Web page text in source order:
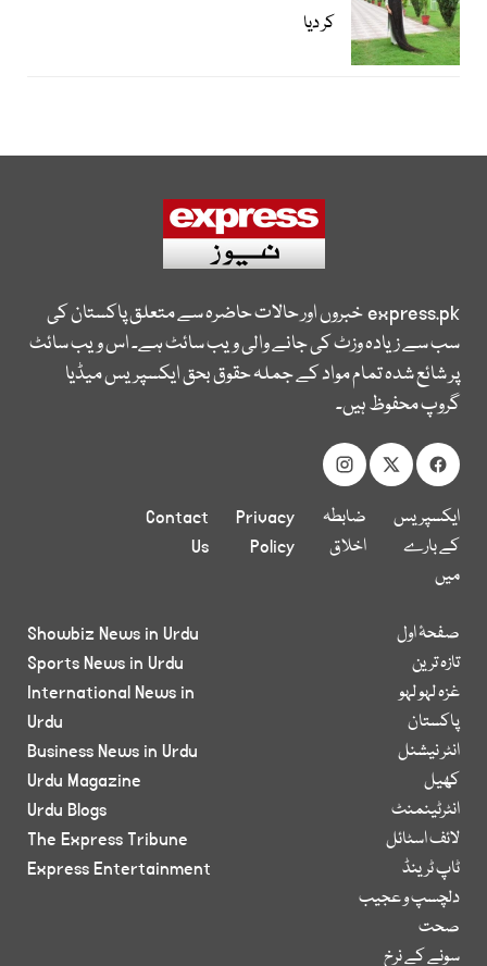
کر دیا
express.pkخبروں اور حالات حاضرہ سے متعلق پاکستان کی
سب سے زیادہ وزٹ کی جانے والی ویب سائٹ ہے۔ اس ویب سائٹ
پر شائع شدہ تمام مواد کے جملہ حقوق بحق ایکسپریس میڈیا
گروپ محفوظ ہیں۔
ایکسپریس
کے بارے
میں
ضابطہ
اخلاق
Privacy
Policy
Contact
Us
صفحۂ اول
تازہ ترین
غزہ لہو لہو
پاکستان
انٹر نیشنل
کھیل
انٹرٹینمنٹ
لائف اسٹائل
ٹاپ ٹرینڈ
دلچسپ و عجیب
صحت
سونے کے نرخ
Showbiz News in Urdu
Sports News in Urdu
International News in
Urdu
Business News in Urdu
Urdu Magazine
Urdu Blogs
The Express Tribune
Express Entertainment